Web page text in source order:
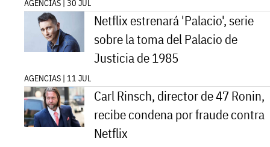
AGENCIAS | 30 JUL
Netflix estrenará 'Palacio', serie
sobre la toma del Palacio de
Justicia de 1985
AGENCIAS | 11 JUL
Carl Rinsch, director de 47 Ronin,
recibe condena por fraude contra
Netflix